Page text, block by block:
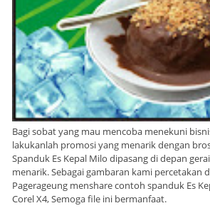
Bagi sobat yang mau mencoba menekuni
lakukanlah promosi yang menarik dengan
Spanduk Es Kepal Milo dipasang di depan
menarik. Sebagai gambaran kami percetakan
Pagerageung menshare contoh spanduk Es
Corel X4, Semoga file ini bermanfaat.